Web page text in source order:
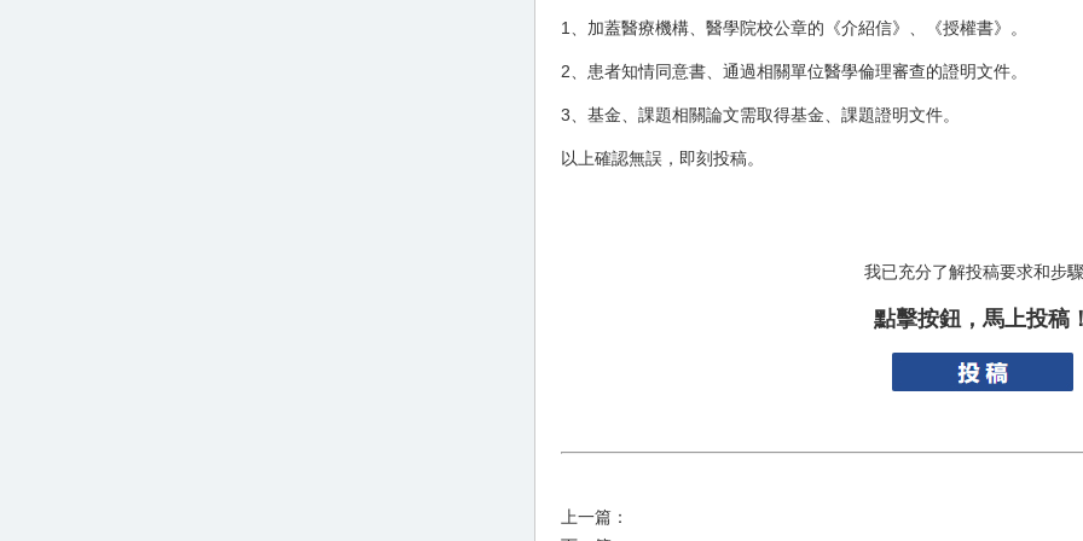
1、加蓋醫療機構、醫學院校公章的《介紹信》、《授權書》。
2、患者知情同意書、通過相關單位醫學倫理審查的證明文件。
3、基金、課題相關論文需取得基金、課題證明文件。
以上確認無誤，即刻投稿。
我已充分了解投稿要求和步
點擊按鈕，馬上投稿
上一篇：